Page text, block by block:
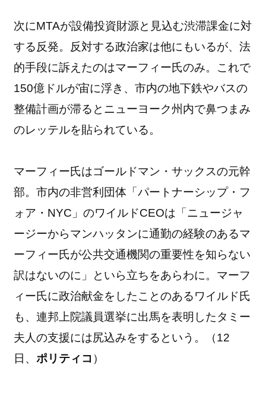
次にMTAが設備投資財源と見込む渋滞課金に対
する反発。反対する政治家は他にもいるが、法
的手段に訴えたのはマーフィー氏のみ。これで
150億ドルが宙に浮き、市内の地下鉄やバスの
整備計画が滞るとニューヨーク州内で鼻つまみ
のレッテルを貼られている。
マーフィー氏はゴールドマン・サックスの元幹
部。市内の非営利団体「パートナーシップ・フ
ォア・NYC」のワイルドCEOは「ニュージャ
ージーからマンハッタンに通勤の経験のあるマ
ーフィー氏が公共交通機関の重要性を知らない
訳はないのに」といら立ちをあらわに。マーフ
ィー氏に政治献金をしたことのあるワイルド氏
も、連邦上院議員選挙に出馬を表明したタミー
夫人の支援には尻込みをするという。（12
日、ポリティコ ）